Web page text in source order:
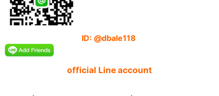
ID: @dbale118
official Line account